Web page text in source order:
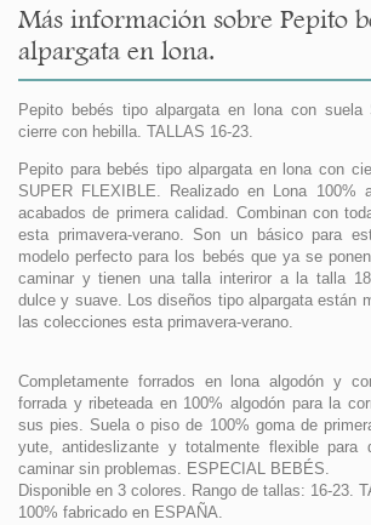
Más información sobre Pepito
alpargata en lona.
Pepito bebés tipo alpargata en lona con
cierre con hebilla. TALLAS 16-23.
Pepito para bebés tipo alpargata en lona con
SUPER FLEXIBLE. Realizado en Lona 100%
acabados de primera calidad. Combinan con
esta primavera-verano. Son un básico para
modelo perfecto para los bebés que ya se
caminar y tienen una talla interiror a la talla
dulce y suave. Los diseños tipo alpargata están
las colecciones esta primavera-verano.
Completamente forrados en lona algodón y
forrada y ribeteada en 100% algodón para la
sus pies. Suela o piso de 100% goma de
yute, antideslizante y totalmente flexible para
caminar sin problemas. ESPECIAL BEBÉS.
Disponible en 3 colores. Rango de tallas: 16-23.
100% fabricado en ESPAÑA.